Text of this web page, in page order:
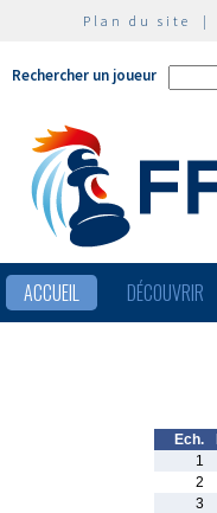
Plan du site |
Rechercher un joueur
ACCUEIL DÉCOUVRIR
Ech.
1
2
3